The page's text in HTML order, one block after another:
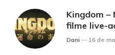
Kingdom –
filme live-
Posted
Dani 16 de